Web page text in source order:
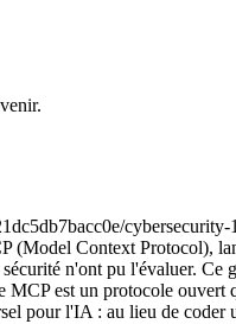
/ Cursor, juin 2025 | | Injection de prompt indirecte | Instructions cachées dans un contenu traité par l'agent | Invariant Labs, exfiltration WhatsApp | | Empoisonnement d'outil | Métadonnées d'outil manipulées pour tromper l'agent | Serveurs MCP tiers non audités | | Prolifération de credentials | Jetons OAuth stockés sans gestion centralisée | 492 serveurs MCP exposés sans authentification | | Angles morts d'audit | Absence de logs structurés attribuables à un utilisateur | Moins de 15 % des systèmes capables de reconstituer une chaîne de décision | ## 3. Comment sécuriser concrètement vos usages du MCP ? La bonne nouvelle, c'est que ces 5 risques se traitent avec 4 mesures structurées, sans renoncer aux gains de productivité du MCP. **Appliquer le principe du moindre privilège au niveau de chaque outil.** La granularité doit descendre sous le niveau du serveur : un agent de support client doit pouvoir consulter des données CRM en lecture, jamais déclencher une suppression ou un virement. Cette approche neutralise directement le risque d'accès sur-privilégié : un agent scopé en lecture seule n'aurait jamais eu les permissions nécessaires pour reproduire l'incident Supabase. **Exiger une validation humaine pour toute action irréversible.** Suppression en base, transfert de données externe, transaction financière,